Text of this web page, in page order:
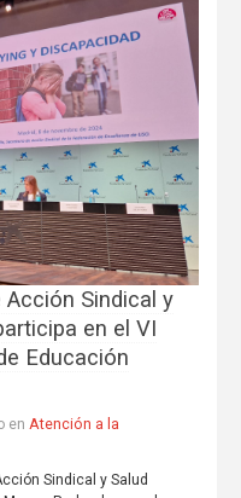
Sindical y
en el VI
Educación
en Atención a la
Sindical y Salud